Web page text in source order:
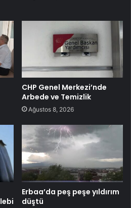
CHP Genel Merkezi’nde
Arbede ve Temizlik
Ağustos 8, 2026
Erbaa’da peş peşe yıldırım
düştü